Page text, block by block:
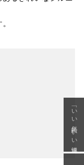
「いい年齢 いい洋服」